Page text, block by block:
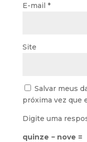
E-mail *
Site
Salvar meus
próxima vez que
Digite uma
quinze − nove =